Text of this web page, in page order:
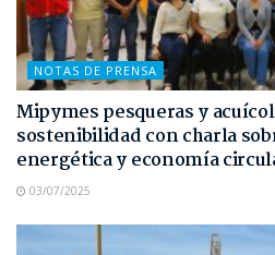
NOTAS DE PRENSA
Mipymes pesqueras y
sostenibilidad con charla
energética y economía
03/07/2025